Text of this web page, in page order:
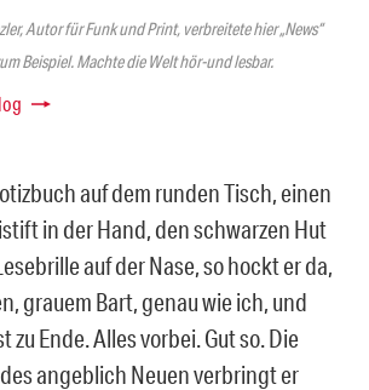
Autor für Funk und Print, verbreitete hier „News“
Beispiel. Machte die Welt hör-und lesbar.
auf dem runden Tisch, einen
in der Hand, den schwarzen Hut
auf der Nase, so hockt er da,
grauem Bart, genau wie ich, und
zu Ende. Alles vorbei. Gut so. Die
angeblich Neuen verbringt er